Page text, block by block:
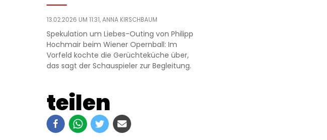
teilen
13.02.2026 UM 11:31,ANNA KIRSCHBAUM
Spekulation um Liebes-Outing von Philipp
Hochmair beim Wiener Opernball: Im
Vorfeld kochte die Gerüchteküche über,
das sagt der Schauspieler zur Begleitung.